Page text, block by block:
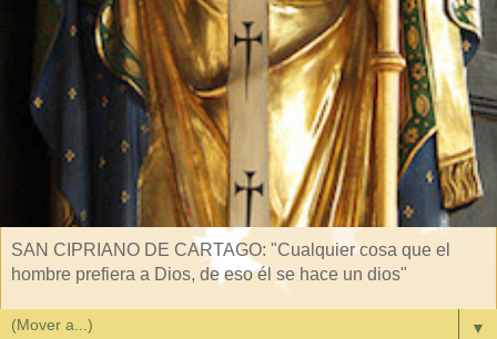
SAN CIPRIANO DE CARTAGO: "Cualquier cosa que el
hombre prefiera a Dios, de eso él se hace un dios"
▼